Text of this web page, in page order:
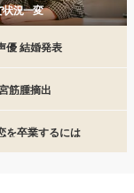
状況一変
優 結婚発表
筋腫摘出
を卒業するには